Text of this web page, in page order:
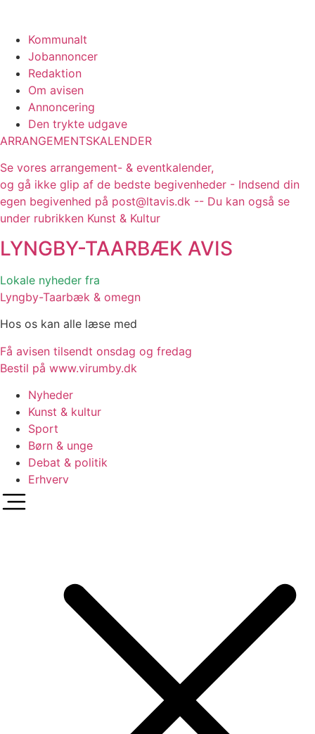
Kommunalt
Jobannoncer
Redaktion
Om avisen
Annoncering
Den trykte udgave
ARRANGEMENTSKALENDER
Se vores arrangement- & eventkalender,
og gå ikke glip af de bedste begivenheder - Indsend din
egen begivenhed på post@ltavis.dk -- Du kan også se
under rubrikken Kunst & Kultur
LYNGBY-TAARBÆK AVIS
Lokale nyheder fra
Lyngby-Taarbæk & omegn
Hos os kan alle læse med
Få avisen tilsendt onsdag og fredag
Bestil på www.virumby.dk
Nyheder
Kunst & kultur
Sport
Børn & unge
Debat & politik
Erhverv